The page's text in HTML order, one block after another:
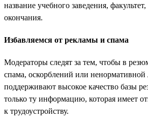
название учебного заведения,
окончания.
Избавляемся от рекламы и спама
Модераторы следят за тем, чтобы в
спама, оскорблений или
поддерживают высокое качество базы
только ту информацию, которая имеет
к трудоустройству.